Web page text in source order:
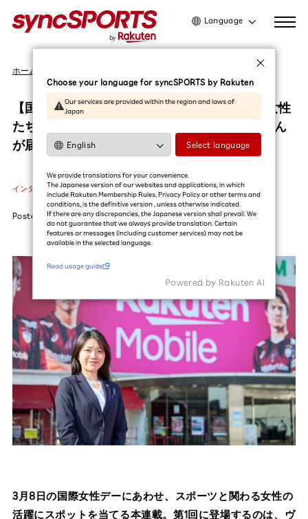
Language
日本語
简体中文
ホーム
【国際女性デー特集 1/3】スポーツ業界で輝く女性
たち – ヴィッセル神戸を支える広報 菅井悠香さん
が届ける「愛されるクラブ」のかたち
インタビュー #楽天イーグルス #ヴィッセル神戸 #サッカー #野球
Posted 2026.03.09
3月8日の国際女性デーにあわせ、スポーツと関わる女性の
活躍にスポットを当てる本連載。第1回に登場するのは、ヴ
Choose your language for syncSPORTS by Rakuten
Our services are provided within the region and laws of
Japan
Select language
We provide translations for your convenience.
The Japanese version of our websites and applications, in which
include Rakuten Membership Rules, Privacy Policy or other terms and
conditions, is the definitive version , unless otherwise indicated.
If there are any discrepancies, the Japanese version shall prevail. We
do not guarantee that we always provide translation. Certain
features or messages (including customer services) may not be
available in the selected language.​
Read usage guide
Powered by Rakuten Al
利用ガイドを読む